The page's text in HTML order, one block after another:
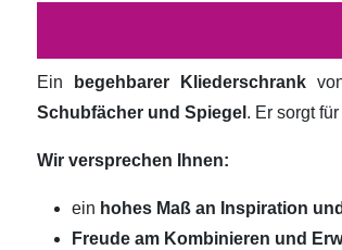
Ein begehbarer Kliederschrank
Schubfächer und Spiegel . Er sorgt
Wir versprechen Ihnen:
ein hohes Maß an Inspiration
Freude am Kombinieren und